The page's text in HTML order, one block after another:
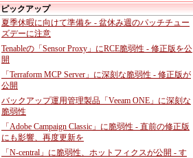
ピックアップ
夏季休暇に向けて準備を - 盆休み週のパッチチュー
ズデーに注意
Tenableの「Sensor Proxy」にRCE脆弱性 - 修正版を公
開
「Terraform MCP Server」に深刻な脆弱性 - 修正版が
公開
バックアップ運用管理製品「Veeam ONE」に深刻な
脆弱性
「Adobe Campaign Classic」に脆弱性 - 直前の修正版
にも影響、再度更新を
「N-central」に脆弱性、ホットフィクスが公開 - す